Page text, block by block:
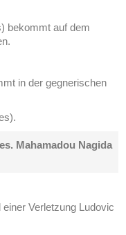
bekommt auf dem
in der gegnerischen
Mahamadou Nagida
Verletzung Ludovic